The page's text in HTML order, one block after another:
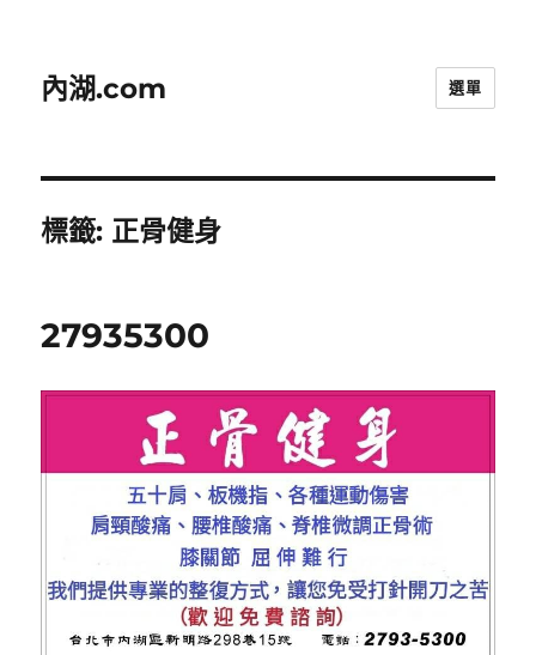
內湖.com 選單
標籤: 正骨健身
27935300